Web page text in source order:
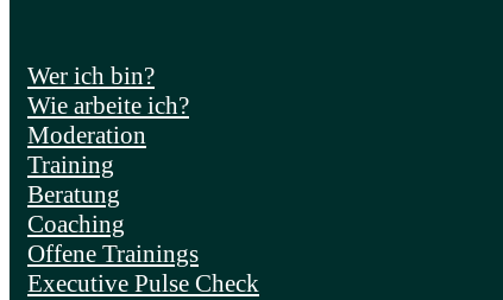
Wer ich bin?
Wie arbeite ich?
Moderation
Training
Beratung
Coaching
Offene Trainings
Executive Pulse Check